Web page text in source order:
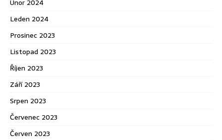
Únor 2024
Leden 2024
Prosinec 2023
Listopad 2023
Říjen 2023
Září 2023
Srpen 2023
Červenec 2023
Červen 2023